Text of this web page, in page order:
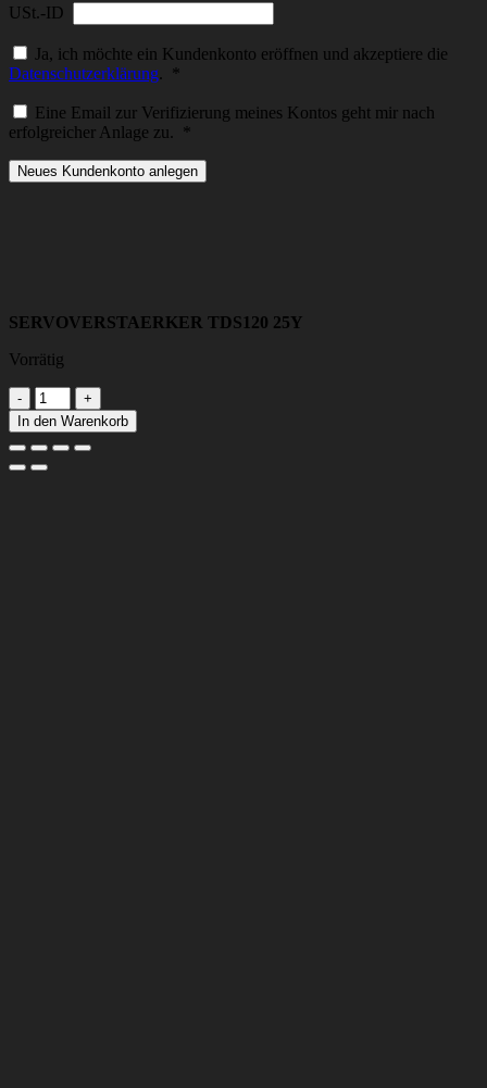
USt.-ID
Ja, ich möchte ein Kundenkonto eröffnen und akzeptiere die
Datenschutzerklärung. *
Eine Email zur Verifizierung meines Kontos geht mir nach
erfolgreicher Anlage zu. *
Neues Kundenkonto anlegen
SERVOVERSTAERKER TDS120 25Y
Vorrätig
SERVOVERSTAERKER
TDS120
25Y
Menge
In den Warenkorb